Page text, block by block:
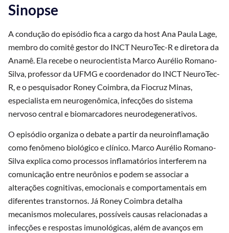
Sinopse
A condução do episódio fica a cargo da host Ana Paula Lage,
membro do comitê gestor do INCT NeuroTec-R e diretora da
Anamê. Ela recebe o neurocientista Marco Aurélio Romano-
Silva, professor da UFMG e coordenador do INCT NeuroTec-
R, e o pesquisador Roney Coimbra, da Fiocruz Minas,
especialista em neurogenômica, infecções do sistema
nervoso central e biomarcadores neurodegenerativos.
O episódio organiza o debate a partir da neuroinflamação
como fenômeno biológico e clínico. Marco Aurélio Romano-
Silva explica como processos inflamatórios interferem na
comunicação entre neurônios e podem se associar a
alterações cognitivas, emocionais e comportamentais em
diferentes transtornos. Já Roney Coimbra detalha
mecanismos moleculares, possíveis causas relacionadas a
infecções e respostas imunológicas, além de avanços em